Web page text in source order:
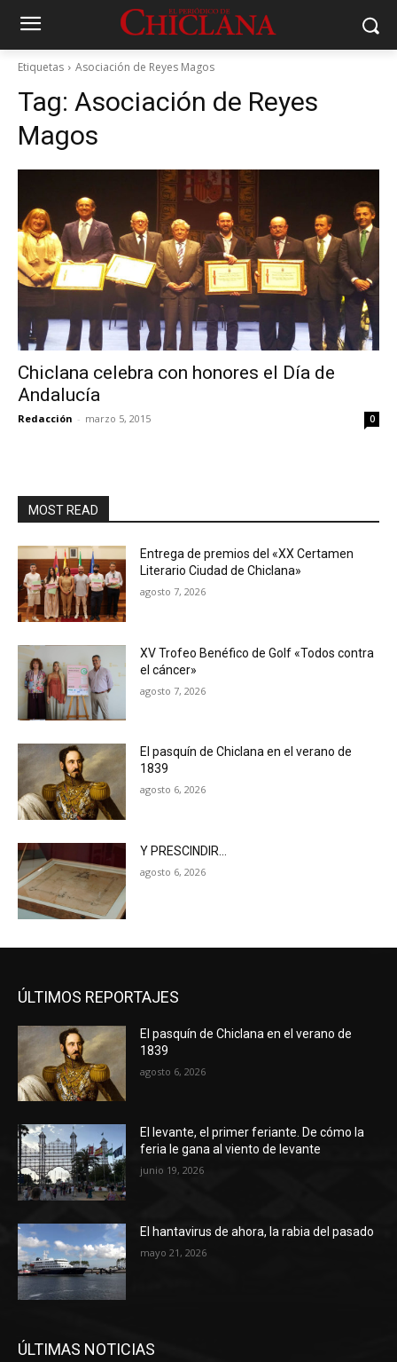
Etiquetas Asociación de Reyes Magos
Tag: Asociación de Reyes
Magos
Chiclana celebra con honores el Día de
Andalucía
Redacción - marzo 5, 2015 0
MOST READ
Entrega de premios del «XX Certamen
Literario Ciudad de Chiclana»
agosto 7, 2026
XV Trofeo Benéfico de Golf «Todos contra
el cáncer»
agosto 7, 2026
El pasquín de Chiclana en el verano de
1839
agosto 6, 2026
Y PRESCINDIR…
agosto 6, 2026
ÚLTIMOS REPORTAJES
El pasquín de Chiclana en el verano de
1839
agosto 6, 2026
El levante, el primer feriante. De cómo la
feria le gana al viento de levante
junio 19, 2026
El hantavirus de ahora, la rabia del pasado
mayo 21, 2026
ÚLTIMAS NOTICIAS